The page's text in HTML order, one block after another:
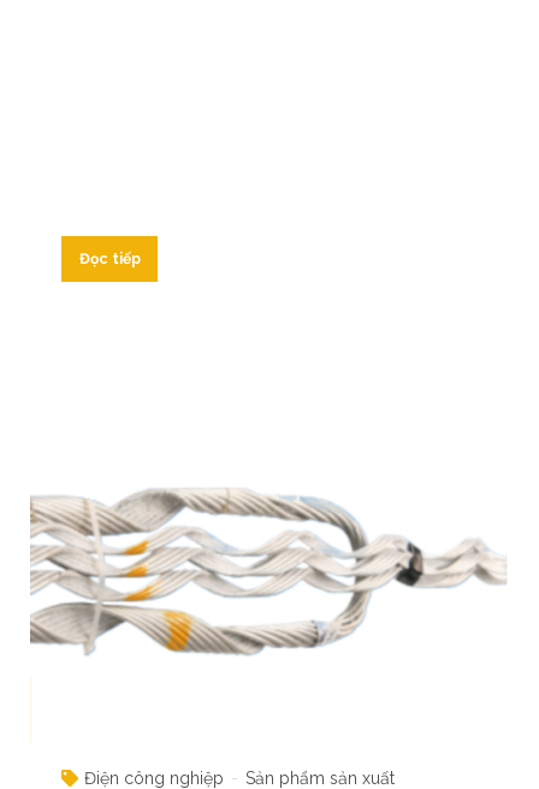
Đọc tiếp
Điện công nghiệp
Sản phẩm sản xuất